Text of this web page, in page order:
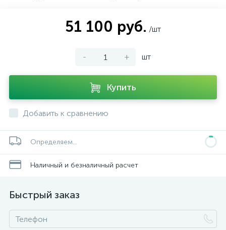
51 100 руб. /шт
- + шт
Купить
Добавить к сравнению
Определяем...
Наличный и безналичный расчет
Быстрый заказ